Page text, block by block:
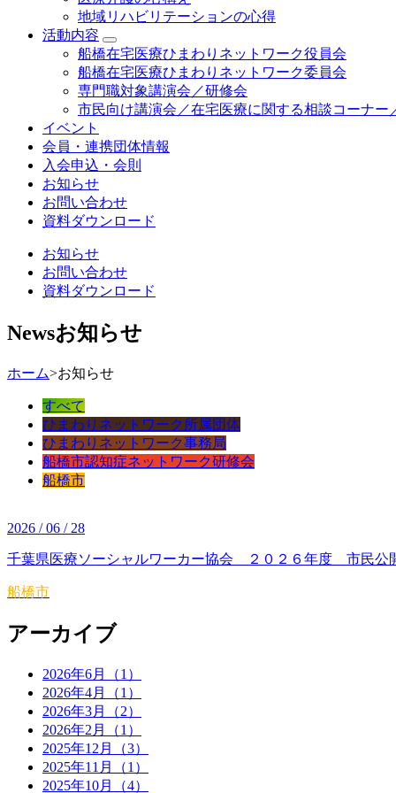
地域リハビリテーションの心得
活動内容
船橋在宅医療ひまわりネットワーク役員会
船橋在宅医療ひまわりネットワーク委員会
専門職対象講演会／研修会
市民向け講演会／在宅医療に関する相談コーナー
イベント
会員・連携団体情報
入会申込・会則
お知らせ
お問い合わせ
資料ダウンロード
お知らせ
お問い合わせ
資料ダウンロード
Newsお知らせ
ホーム>お知らせ
すべて
ひまわりネットワーク所属団体
ひまわりネットワーク事務局
船橋市認知症ネットワーク研修会
船橋市
2026 / 06 / 28
千葉県医療ソーシャルワーカー協会 ２０２６年度 市民公
船橋市
アーカイブ
2026年6月（1）
2026年4月（1）
2026年3月（2）
2026年2月（1）
2025年12月（3）
2025年11月（1）
2025年10月（4）